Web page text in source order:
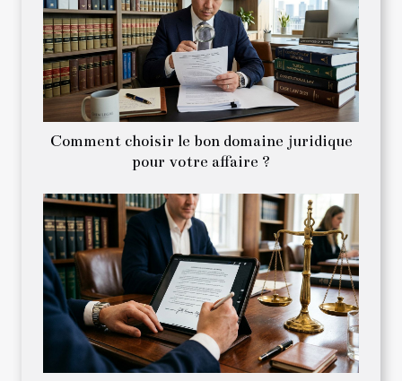
Comment choisir le bon domaine juridique
pour votre affaire ?